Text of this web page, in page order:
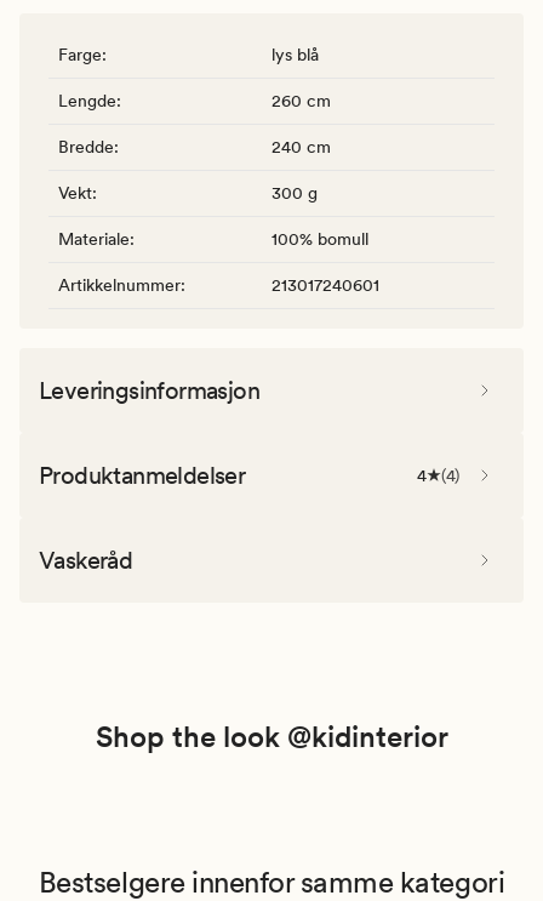
Farge: lys blå
Lengde: 260 cm
Bredde: 240 cm
Vekt: 300 g
Materiale: 100% bomull
Artikkelnummer: 213017240601
Leveringsinformasjon
Produktanmeldelser 4 (4)
Vaskeråd
Shop the look @kidinterior
Bestselgere innenfor samme kategori